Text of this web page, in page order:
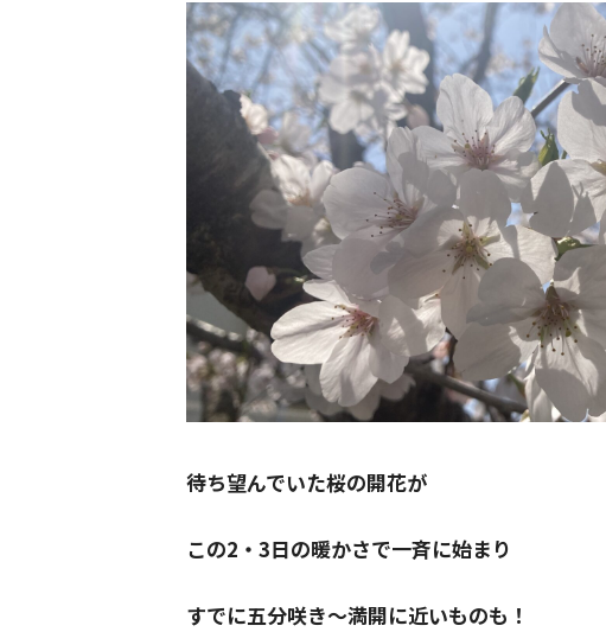
待ち望んでいた桜の開花が
この2・3日の暖かさで一斉に始まり
すでに五分咲き～満開に近いものも！